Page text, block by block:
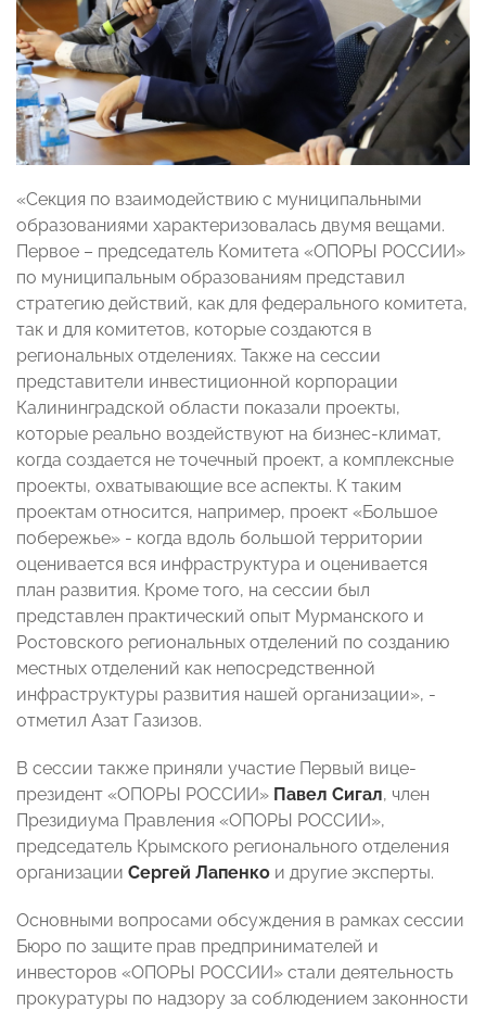
«Секция по взаимодействию с муниципальными
образованиями характеризовалась двумя вещами.
Первое – председатель Комитета «ОПОРЫ РОССИИ»
по муниципальным образованиям представил
стратегию действий, как для федерального комитета,
так и для комитетов, которые создаются в
региональных отделениях. Также на сессии
представители инвестиционной корпорации
Калининградской области показали проекты,
которые реально воздействуют на бизнес-климат,
когда создается не точечный проект, а комплексные
проекты, охватывающие все аспекты. К таким
проектам относится, например, проект «Большое
побережье» - когда вдоль большой территории
оценивается вся инфраструктура и оценивается
план развития. Кроме того, на сессии был
представлен практический опыт Мурманского и
Ростовского региональных отделений по созданию
местных отделений как непосредственной
инфраструктуры развития нашей организации», -
отметил Азат Газизов.
В сессии также приняли участие Первый вице-
президент «ОПОРЫ РОССИИ» Павел Сигал, член
Президиума Правления «ОПОРЫ РОССИИ»,
председатель Крымского регионального отделения
организации Сергей Лапенко и другие эксперты.
Основными вопросами обсуждения в рамках сессии
Бюро по защите прав предпринимателей и
инвесторов «ОПОРЫ РОССИИ» стали деятельность
прокуратуры по надзору за соблюдением законности